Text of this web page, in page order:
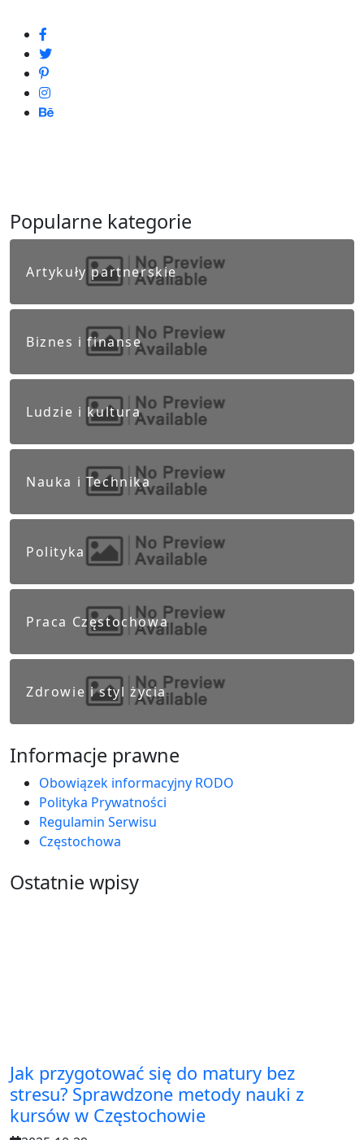
Popularne kategorie
Artykuły partnerskie
Biznes i finanse
Ludzie i kultura
Nauka i Technika
Polityka
Praca Częstochowa
Zdrowie i styl życia
Informacje prawne
Obowiązek informacyjny RODO
Polityka Prywatności
Regulamin Serwisu
Częstochowa
Ostatnie wpisy
Jak przygotować się do matury bez
stresu? Sprawdzone metody nauki z
kursów w Częstochowie